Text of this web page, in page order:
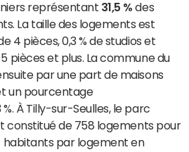
représentant 31,5 % des
La taille des logements est
4 pièces, 0,3 % de studios et
5 pièces et plus. La commune du
par une part de maisons
un pourcentage
À Tilly-sur-Seulles, le parc
constitué de 758 logements pour
habitants par logement en